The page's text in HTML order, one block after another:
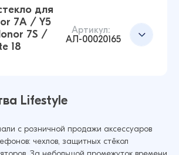
для Huawei Honor 8S / Y5 19
Добавить в корзину
для
7A / Y5
7S /
18
Артикул:
АЛ-00020165
Lifestyle
с розничной продажи аксессуаров
чехлов, защитных стёкол